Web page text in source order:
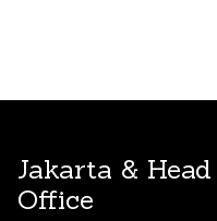
Jakarta & Head
Office